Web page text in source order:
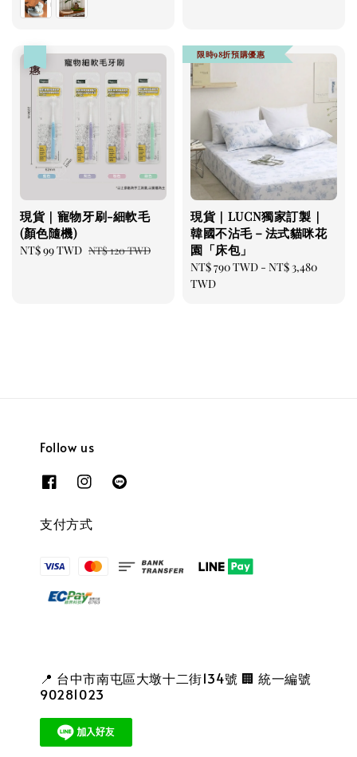
現貨｜寵物牙刷-細軟毛
(顏色隨機)
Sale
NT$ 99 TWD Regular
NT$ 120 TWD
限時98折預購優惠
現貨｜LUCN獨家訂製｜
韓國不沾毛－法式貓咪花
園「床包」
Regular
price
NT$ 790 TWD - NT$ 3,480
TWD
Follow us
支付方式
📍 台中市南屯區大墩十二街134號 🏢 統一編號
90281023